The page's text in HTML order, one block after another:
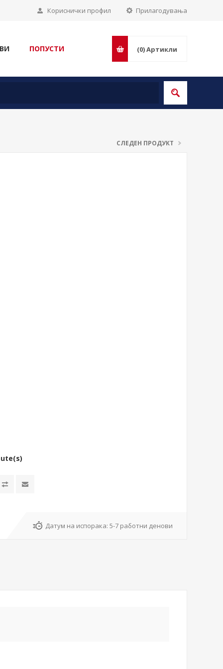
Прилагодувања
Кориснички профил
ПОПУСТИ (0)Артикли
СЛЕДЕН ПРОДУКТ
Датум на испорака: 5-7 работни денови